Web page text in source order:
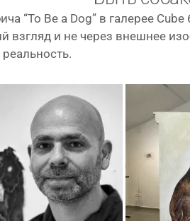
“To Be a Dog” в гале­рее
взгляд и не через внеш­нее